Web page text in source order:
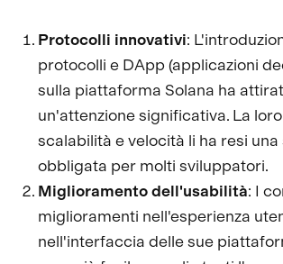
Protocolli innovativi:
protocolli e DApp (applicazioni
sulla piattaforma Solana ha
un'attenzione significativa. La
scalabilità e velocità li ha resi una
obbligata per molti sviluppatori.
Miglioramento dell'usabilità: I
miglioramenti nell'esperienza
nell'interfaccia delle sue